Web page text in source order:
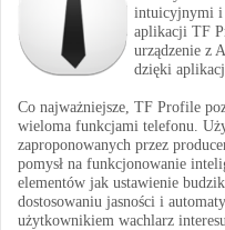
intuicyjnymi i
aplikacji TF
urządzenie z
dzięki
Co najważniejsze, TF Profile
wieloma funkcjami telefonu.
zaproponowanych przez
pomysł na funkcjonowanie
elementów jak ustawienie
dostosowaniu jasności i
użytkownikiem wachlarz